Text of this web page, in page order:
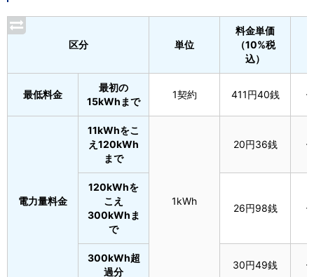
区分 単位
料金単価
（10%税
込）
最低料金
最初の
15kWhまで
1契約 411円40銭 -
電力量料金
11kWhをこ
え120kWh
まで
1kWh
20円36銭 -
120kWhを
こえ
300kWhま
で
26円98銭 -
300kWh超
過分
30円49銭 -